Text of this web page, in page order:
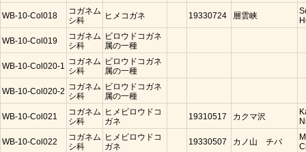
WB-10-Col018
コガネム
シ科
ヒメコガネ 19330724 層雲峡
WB-10-Col019
コガネム
シ科
ビロウドコガネ
属の一種
WB-10-Col020-1 コガネム
シ科
ビロウドコガネ
属の一種
WB-10-Col020-2 コガネム
シ科
ビロウドコガネ
属の一種
WB-10-Col021
コガネム
シ科
ヒメビロウドコ
ガネ
19310517 カクマ沢
WB-10-Col022
コガネム
シ科
ヒメビロウドコ
ガネ
19330507 カノ山 チバ